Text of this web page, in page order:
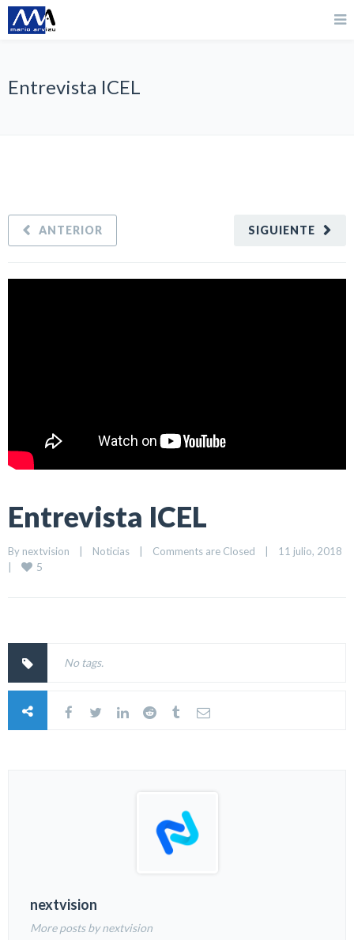
Entrevista ICEL
SIGUIENTE
ANTERIOR
Entrevista ICEL
By nextvision Noticias Comments are Closed
5
No tags.
nextvision
More posts by nextvision